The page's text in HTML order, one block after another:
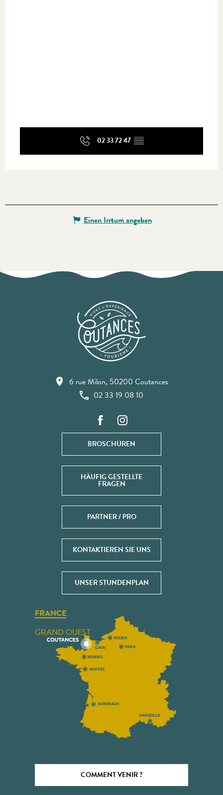
02 33 72 47 ▒▒
Einen Irrtum angeben
6 rue Milon, 50200 Coutances
02 33 19 08 10
BROSCHÜREN
HÄUFIG GESTELLTE
FRAGEN
PARTNER / PRO
KONTAKTIEREN SIE UNS
UNSER STUNDENPLAN
FRANCE
GRAND OUEST
COMMENT VENIR ?